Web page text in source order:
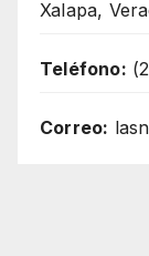
Xalapa,
Teléfono:
Correo: